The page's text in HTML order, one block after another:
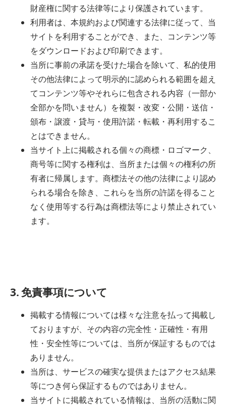
財産権に関する法律等により保護されています。
利用者は、本規約および関連する法律に従って、当
サイトを利用することができ、また、コンテンツ等
をダウンロードおよび印刷できます。
当所に事前の承諾を受けた場合を除いて、私的使用
その他法律によって明示的に認められる範囲を超え
てコンテンツ等やそれらに包含される内容（一部か
全部かを問いません）を複製・改変・公開・送信・
頒布・譲渡・貸与・使用許諾・転載・再利用するこ
とはできません。
当サイト上に掲載される個々の商標・ロゴマーク、
商号等に関する権利は、当所または個々の権利の所
有者に帰属します。商標法その他の法律により認め
られる場合を除き、これらを当所の許諾を得ること
なく使用等する行為は商標法等により禁止されてい
ます。
3. 免責事項について
掲載する情報については様々な注意を払って掲載し
ておりますが、その内容の完全性・正確性・有用
性・安全性等については、当所が保証するものでは
ありません。
当所は、サービスの確実な提供またはアクセス結果
等につき何ら保証するものではありません。
当サイトに掲載されている情報は、当所の活動に関